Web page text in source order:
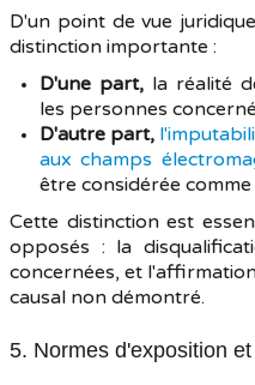
D'un point de vue
distinction importante :
D'une part,la réalité
les personnes
D'autre part,
aux champs
être considérée
Cette distinction est
opposés : la
concernées, et
causal non démontré.
5. Normes d'exposition